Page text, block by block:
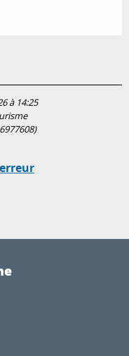
à 14:25
6977608)